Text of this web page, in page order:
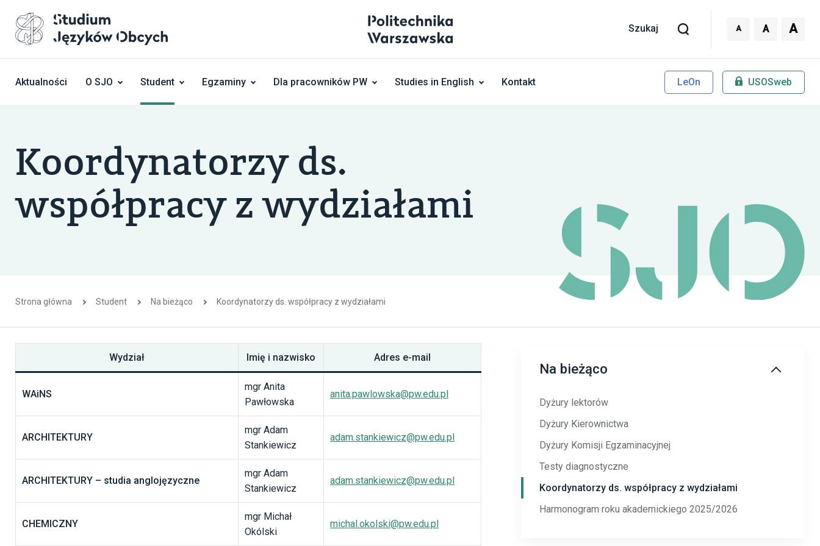
A A A
Aktualności O SJO Student Egzaminy Dla pracowników PW Studies in English Kontakt LeOn USOSweb
Koordynatorzy ds.
współpracy z wydziałami
Strona główna Student Na bieżąco Koordynatorzy ds. współpracy z wydziałami
Wydział Imię i nazwisko Adres e-mail
WAiNS
mgr Anita
Pawłowska
anita.pawlowska@pw.edu.pl
ARCHITEKTURY
mgr Adam
Stankiewicz
adam.stankiewicz@pw.edu.pl
ARCHITEKTURY – studia anglojęzyczne
mgr Adam
Stankiewicz
adam.stankiewicz@pw.edu.pl
CHEMICZNY
mgr Michał
Okólski
michal.okolski@pw.edu.pl
Na bieżąco
Dyżury lektorów
Dyżury Kierownictwa
Dyżury Komisji Egzaminacyjnej
Testy diagnostyczne
Koordynatorzy ds. współpracy z wydziałami
Harmonogram roku akademickiego 2025/2026